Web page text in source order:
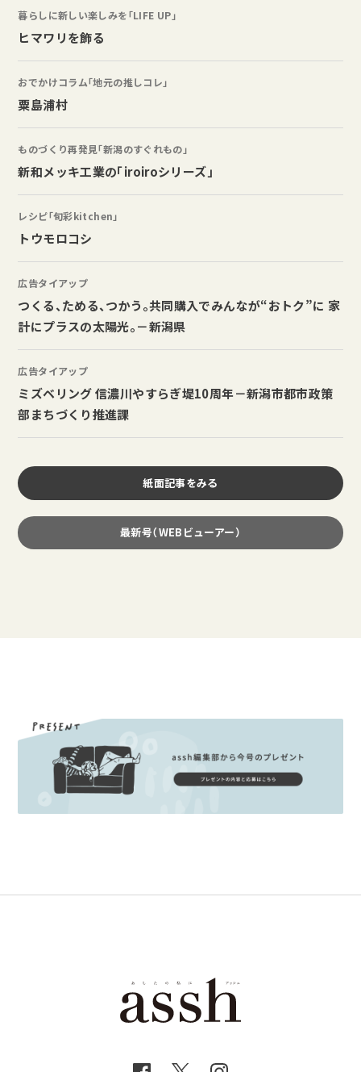
暮らしに新しい楽しみを「LIFE UP」
ヒマワリを飾る
おでかけコラム「地元の推しコレ」
粟島浦村
ものづくり再発見「新潟のすぐれもの」
新和メッキ工業の「iroiroシリーズ」
レシピ「旬彩kitchen」
トウモロコシ
広告タイアップ
つくる、ためる、つかう。共同購入でみんなが“おトク”に 家
計にプラスの太陽光。－新潟県
広告タイアップ
ミズベリング 信濃川やすらぎ堤10周年－新潟市都市政策
部まちづくり推進課
紙面記事をみる
最新号（WEBビューアー）